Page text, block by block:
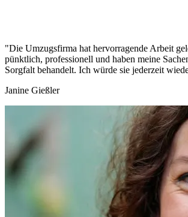
"Die Umzugsfirma hat hervorragende Arbeit
pünktlich, professionell und haben meine
Sorgfalt behandelt. Ich würde sie jederzeit
Janine Gießler